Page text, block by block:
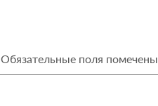
Обязательные поля помечены